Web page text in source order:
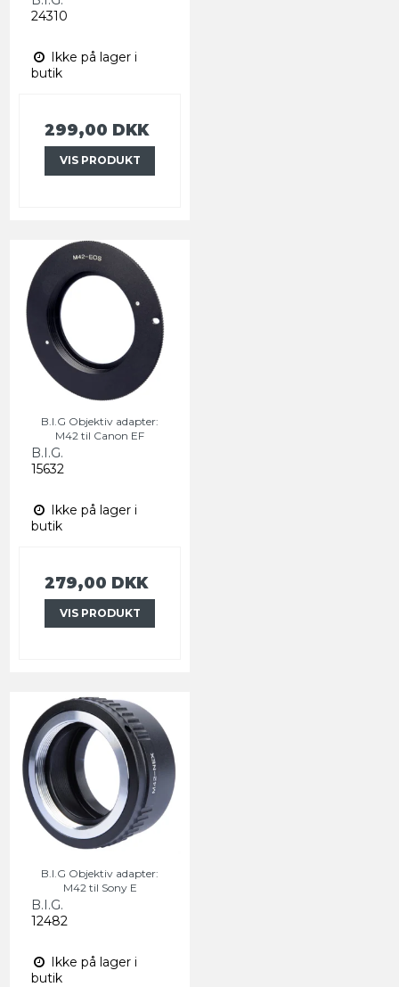
24310
Ikke på lager i
butik
299,00 DKK
VIS PRODUKT
B.I.G Objektiv adapter:
M42 til Canon EF
B.I.G.
15632
Ikke på lager i
butik
279,00 DKK
VIS PRODUKT
B.I.G Objektiv adapter:
M42 til Sony E
B.I.G.
12482
Ikke på lager i
butik